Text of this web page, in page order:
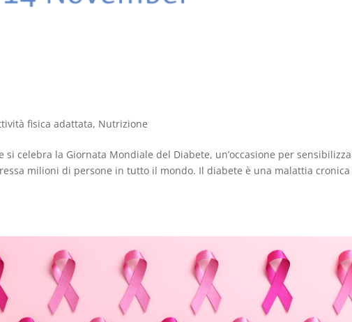
fisica adattata, Nutrizione
si celebra la Giornata Mondiale del Diabete, un’occasione per
milioni di persone in tutto il mondo. Il diabete è una malattia cronica